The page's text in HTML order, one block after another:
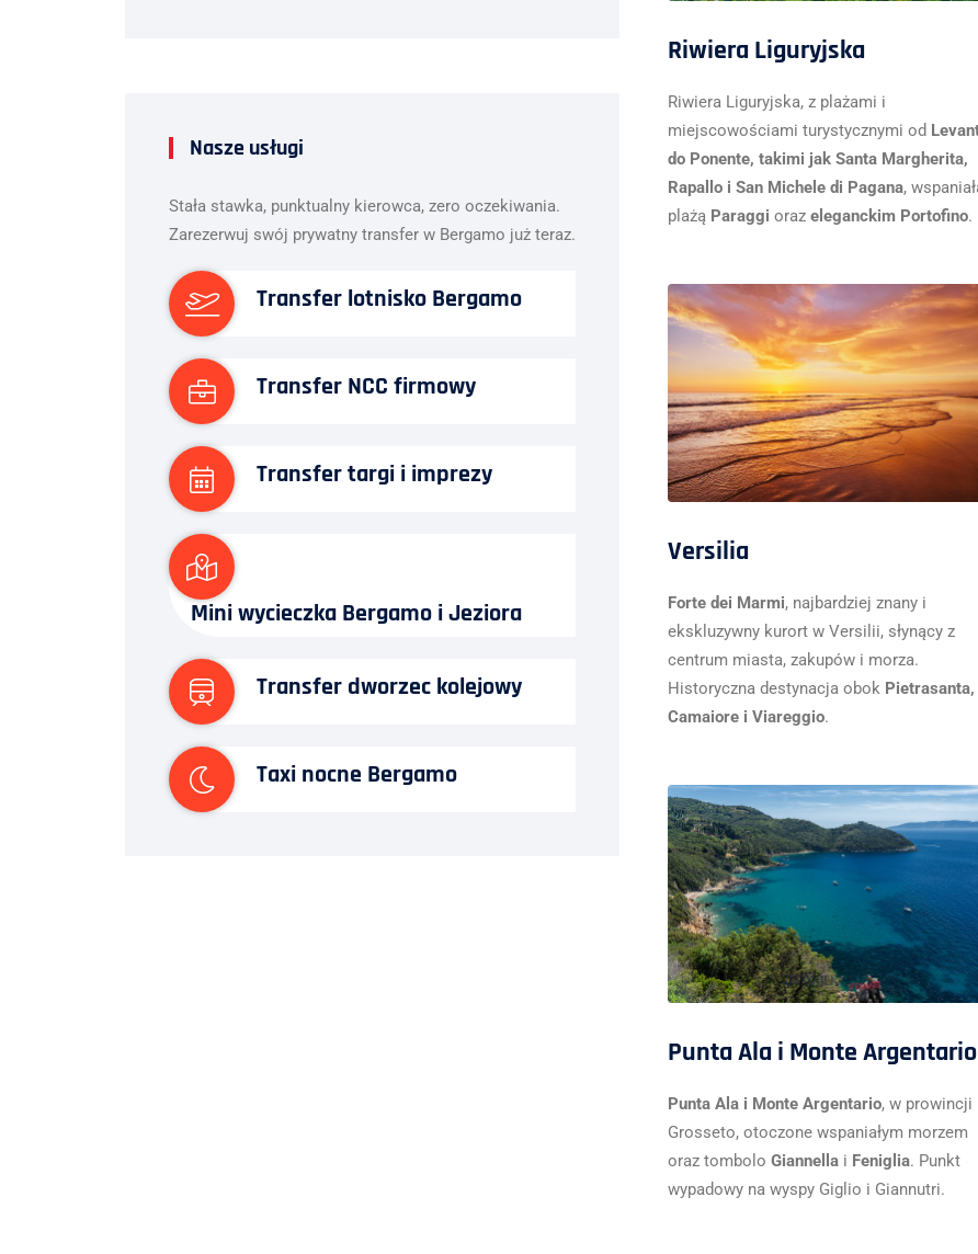
Nasze usługi
Stała stawka, punktualny kierowca, zero oczekiwania.
Zarezerwuj swój prywatny transfer w Bergamo już teraz.
Transfer lotnisko Bergamo
Transfer NCC firmowy
Transfer targi i imprezy
Mini wycieczka Bergamo i Jeziora
Transfer dworzec kolejowy
Taxi nocne Bergamo
Riwiera Liguryjska
Riwiera Liguryjska, z plażami i
miejscowościami turystycznymi od
do Ponente, takimi jak Santa Margherita,
Rapallo i San Michele di Pagana,
plażą Paraggi oraz eleganckim Portofino.
Versilia
Forte dei Marmi, najbardziej znany i
ekskluzywny kurort w Versilii, słynący z
centrum miasta, zakupów i morza.
Historyczna destynacja obok Pietrasanta,
Camaiore i Viareggio.
Punta Ala i Monte Argentario
Punta Ala i Monte Argentario, w prowincji
Grosseto, otoczone wspaniałym morzem
oraz tombolo Giannella i Feniglia. Punkt
wypadowy na wyspy Giglio i Giannutri.